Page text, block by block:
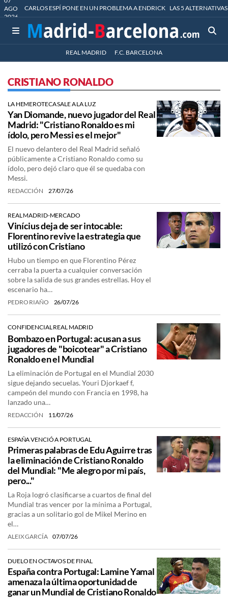
AGO
2026
CARLOS ESPÍ PONE EN UN PROBLEMA A ENDRICK LAS 5
REAL MADRID F.C. BARCELONA
CRISTIANO RONALDO
LA HEMEROTECA SALE A LA LUZ
Yan Diomande, nuevo jugador del Real
Madrid: "Cristiano Ronaldo es mi
ídolo, pero Messi es el mejor"
El nuevo delantero del Real Madrid señaló
públicamente a Cristiano Ronaldo como su
ídolo, pero dejó claro que él se quedaba con
Messi.
REDACCIÓN 27/07/26
REAL MADRID-MERCADO
Vinícius deja de ser intocable:
Florentino revive la estrategia que
utilizó con Cristiano
Hubo un tiempo en que Florentino Pérez
cerraba la puerta a cualquier conversación
sobre la salida de sus grandes estrellas. Hoy el
escenario ha…
PEDRO RIAÑO 26/07/26
CONFIDENCIAL REAL MADRID
Bombazo en Portugal: acusan a sus
jugadores de "boicotear" a Cristiano
Ronaldo en el Mundial
La eliminación de Portugal en el Mundial 2030
sigue dejando secuelas. Youri Djorkaef f,
campeón del mundo con Francia en 1998, ha
lanzado una…
REDACCIÓN 11/07/26
ESPAÑA VENCIÓ A PORTUGAL
Primeras palabras de Edu Aguirre tras
la eliminación de Cristiano Ronaldo
del Mundial: "Me alegro por mi país,
pero..."
La Roja logró clasificarse a cuartos de final del
Mundial tras vencer por la mínima a Portugal,
gracias a un solitario gol de Mikel Merino en
el…
ALEIX GARCÍA 07/07/26
DUELO EN OCTAVOS DE FINAL
España contra Portugal: Lamine Yamal
amenaza la última oportunidad de
ganar un Mundial de Cristiano Ronaldo